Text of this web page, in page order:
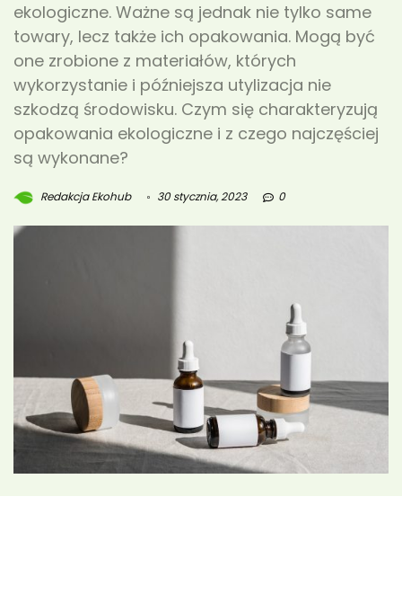
ekologiczne. Ważne są jednak nie tylko same
towary, lecz także ich opakowania. Mogą być
one zrobione z materiałów, których
wykorzystanie i późniejsza utylizacja nie
szkodzą środowisku. Czym się charakteryzują
opakowania ekologiczne i z czego najczęściej
są wykonane?
Redakcja Ekohub 30 stycznia, 2023 0